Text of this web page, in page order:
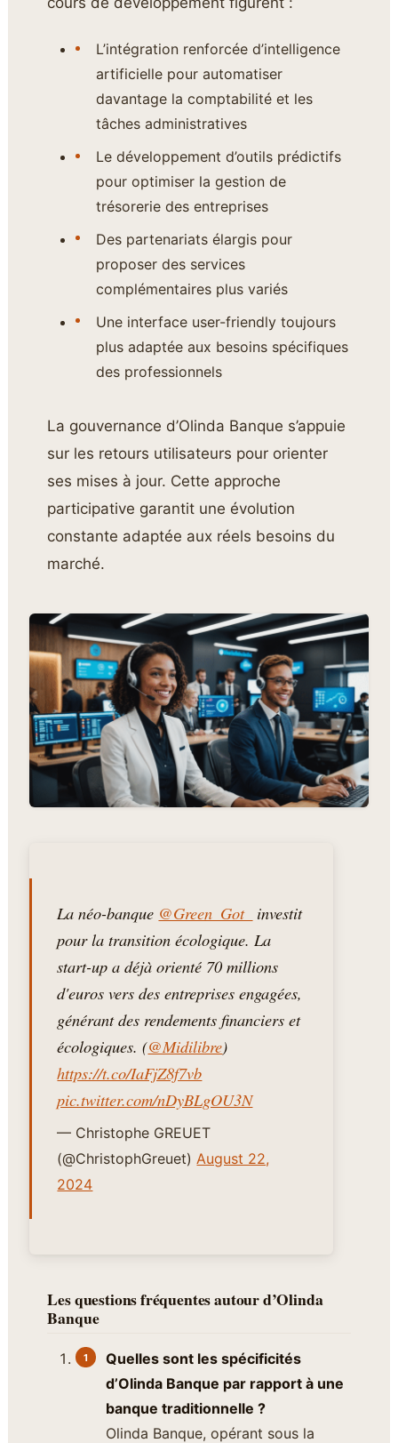
L’intégration renforcée d’intelligence
artificielle pour automatiser
davantage la comptabilité et les
tâches administratives
Le développement d’outils prédictifs
pour optimiser la gestion de
trésorerie des entreprises
Des partenariats élargis pour
proposer des services
complémentaires plus variés
Une interface user-friendly toujours
plus adaptée aux besoins spécifiques
des professionnels
La gouvernance d’Olinda Banque s’appuie
sur les retours utilisateurs pour orienter
ses mises à jour. Cette approche
participative garantit une évolution
constante adaptée aux réels besoins du
marché.
La néo-banque @Green_Got_ investit
pour la transition écologique. La
start-up a déjà orienté 70 millions
d'euros vers des entreprises engagées,
générant des rendements financiers et
écologiques. (@Midilibre)
https://t.co/IaFjZ8f7vb
pic.twitter.com/nDyBLgOU3N
— Christophe GREUET
(@ChristophGreuet) August 22,
2024
Les questions fréquentes autour d’Olinda
Banque
Quelles sont les spécificités
d’Olinda Banque par rapport à une
banque traditionnelle ?
Olinda Banque, opérant sous la